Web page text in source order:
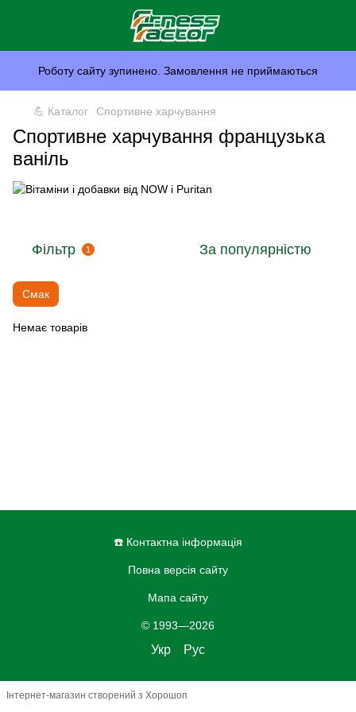
Роботу сайту зупинено. Замовлення не приймаються
💪 Каталог Спортивне харчування
Спортивне харчування французька
ваніль
Фільтр 1 За популярністю
Смак
Немає товарів
☎️ Контактна інформація
Повна версія сайту
Мапа сайту
© 1993—2026
Укр Рус
Інтернет-магазин створений з Хорошоп